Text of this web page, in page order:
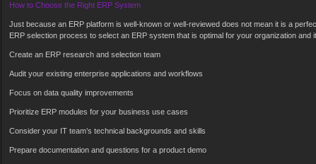
How to Choose the Right ERP System
Just because an ERP platform is well-known or well-reviewed does not mean it is a
ERP selection process to select an ERP system that is optimal for your organization and
Create an ERP research and selection team
Audit your existing enterprise applications and workflows
Focus on data quality improvements
Prioritize ERP modules for your business use cases
Consider your IT team’s technical backgrounds and skills
Prepare documentation and questions for a product demo